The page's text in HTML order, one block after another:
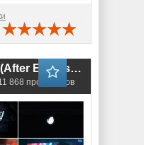
VideoHivePack - 713 (After Effects Projects Pack)
868 просмотров